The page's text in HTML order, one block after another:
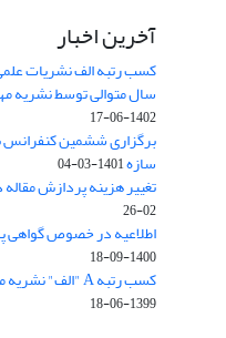
آخرین اخبار
کسب رتبه الف نشریات
سال متوالی توسط
1402-06-17
برگزاری ششمین کنفرانس
سازه1401-03-04
تغییر هزینه پردازش
02-26
اطلاعیه در خصوص گواهی
1400-09-18
کسب رتبه A "الف" نشریه مهندسی سازه و ساخت
1399-06-18